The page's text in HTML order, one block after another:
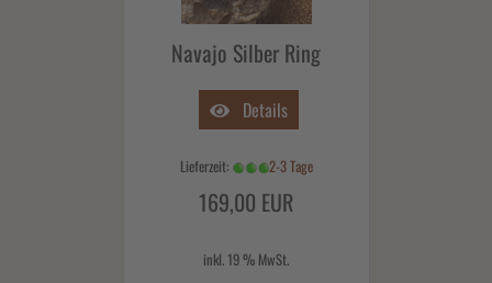
Navajo Silber Ring
Details
Lieferzeit: 2-3 Tage
169,00 EUR
inkl. 19 % MwSt.